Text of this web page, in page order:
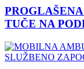
TUČE NA